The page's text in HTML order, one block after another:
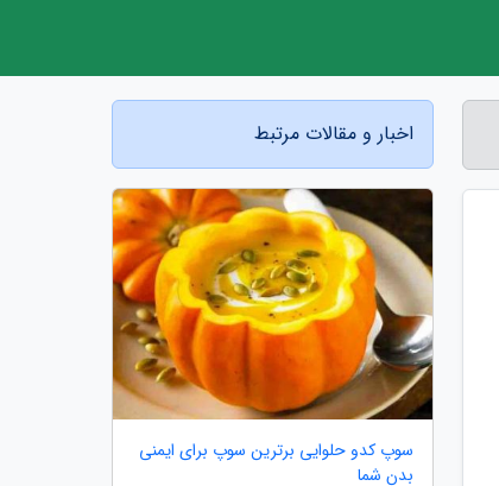
اخبار و مقالات مرتبط
سوپ کدو حلوایی برترین سوپ برای ایمنی
بدن شما